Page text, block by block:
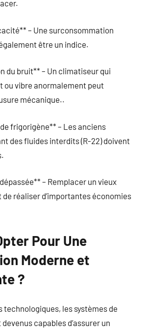
– Une surconsommation
être un indice.
du bruit** – Un climatiseur qui
ou vibre anormalement peut
mécanique..
frigorigène** – Les anciens
des fluides interdits (R-22) doivent
– Remplacer un vieux
réaliser d’importantes économies
Pour Une
Moderne et
?
technologiques, les systèmes de
capables d’assurer un